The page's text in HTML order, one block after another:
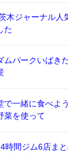
木ジャーナル人
た
ムパークいばき
で一緒に食べよ
菜を使って
時間ジム6店ま